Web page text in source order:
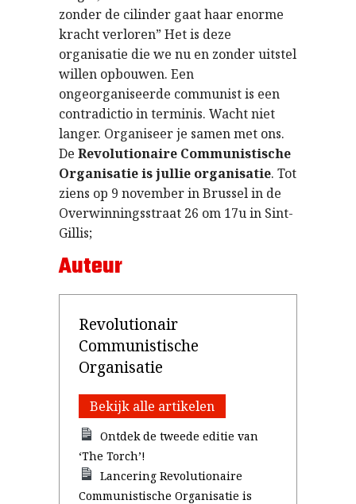
zonder de cilinder gaat haar enorme
kracht verloren” Het is deze
organisatie die we nu en zonder uitstel
willen opbouwen. Een
ongeorganiseerde communist is een
contradictio in terminis. Wacht niet
langer. Organiseer je samen met ons.
De Revolutionaire Communistische
Organisatie is jullie organisatie. Tot
ziens op 9 november in Brussel in de
Overwinningsstraat 26 om 17u in Sint-
Gillis;
Auteur
Revolutionair
Communistische
Organisatie
Bekijk alle artikelen
Ontdek de tweede editie van
‘The Torch’!
Lancering Revolutionaire
Communistische Organisatie is